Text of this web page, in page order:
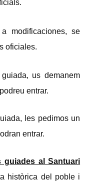
modificaciones, se
oficiales.
us demanem
entrar.
les pedimos un
entrar.
guiades al Santuari
històrica del poble i